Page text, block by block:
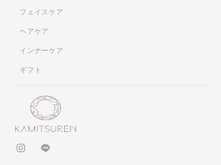
フェイスケア
ヘアケア
インナーケア
ギフト